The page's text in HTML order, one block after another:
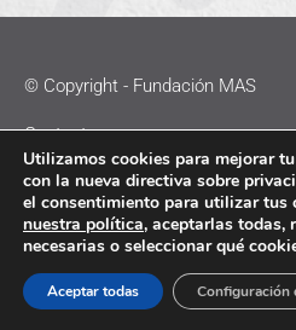
© Copyright - Fundación MAS
Contacto
Política de Cookies
Política de Privacidad
Aviso Legal
Utilizamos cookies para mejorar
con la nueva directiva sobre
el consentimiento para utilizar tus
nuestra política, aceptarlas todas,
necesarias o seleccionar qué
Aceptar todas Configuración